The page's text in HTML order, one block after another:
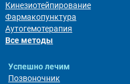
Кинезиотейпирование
Фармакопунктура
Аутогемотерапия
Все методы
Успешно лечим
Позвоночник